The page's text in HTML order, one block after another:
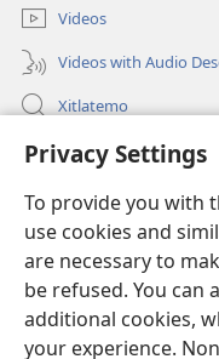
Privacy Settings
To provide you with
use cookies and
are necessary to
be refused. You can
additional cookies,
your experience.
Videos
Videos with Audio
Xitlatemo
Tlapaleuilistli
Donaciones
(xiktlapo
okse
ventana)
(xiktlapo
okse
JW Hub ®
(xiktlapo